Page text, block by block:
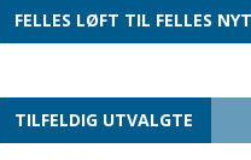
FELLES LØFT TIL FELLES
TILFELDIG UTVALGTE